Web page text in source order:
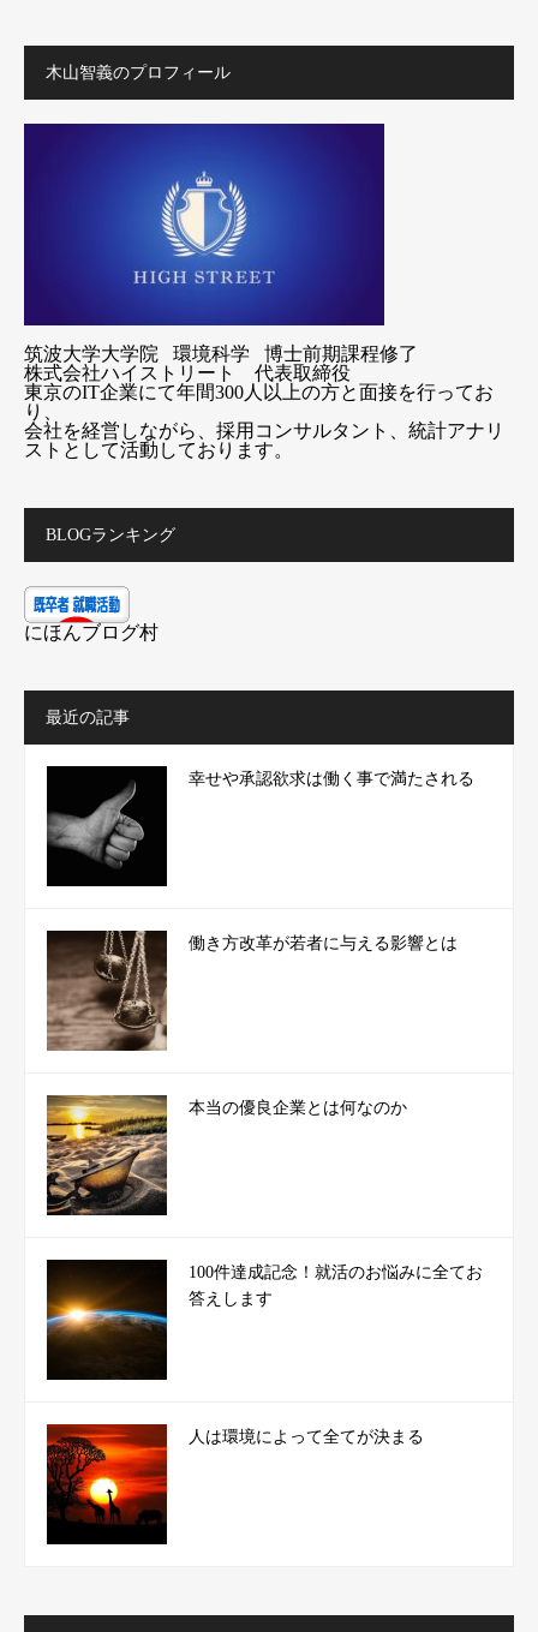
木山智義のプロフィール
筑波大学大学院 環境科学 博士前期課程修了
株式会社ハイストリート 代表取締役
東京のIT企業にて年間300人以上の方と面接を行ってお
り、
会社を経営しながら、採用コンサルタント、統計アナリ
ストとして活動しております。
BLOGランキング
にほんブログ村
最近の記事
幸せや承認欲求は働く事で満たされる
働き方改革が若者に与える影響とは
本当の優良企業とは何なのか
100件達成記念！就活のお悩みに全てお
答えします
人は環境によって全てが決まる